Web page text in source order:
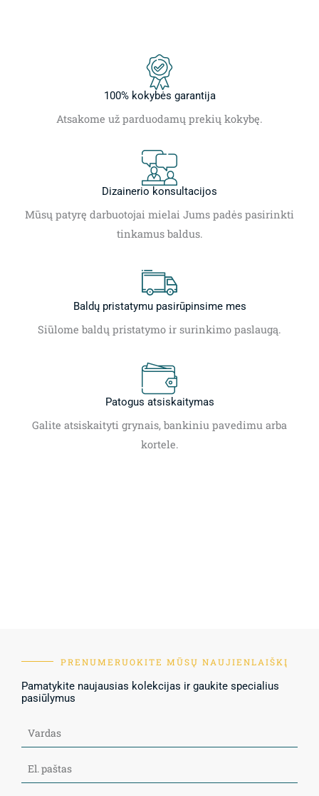
100% kokybės garantija
Atsakome už parduodamų prekių kokybę.
Dizainerio konsultacijos
Mūsų patyrę darbuotojai mielai Jums padės pasirinkti
tinkamus baldus.
Baldų pristatymu pasirūpinsime mes
Siūlome baldų pristatymo ir surinkimo paslaugą.
Patogus atsiskaitymas
Galite atsiskaityti grynais, bankiniu pavedimu arba
kortele.
PRENUMERUOKITE MŪSŲ NAUJIENLAIŠKĮ
Pamatykite naujausias kolekcijas ir gaukite specialius
pasiūlymus